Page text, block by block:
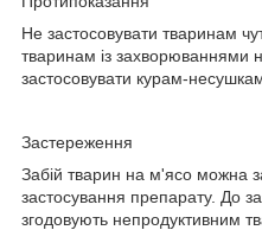
Не застосовувати тваринам
тваринам із захворюваннями
застосовувати курам-
Застереження
Забій тварин на м'ясо можна
застосування препарату. До
згодовують непродуктивним